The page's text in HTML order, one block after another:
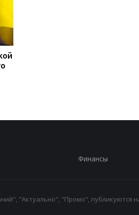
Финансы
"Актуально", "Промо", публикуются